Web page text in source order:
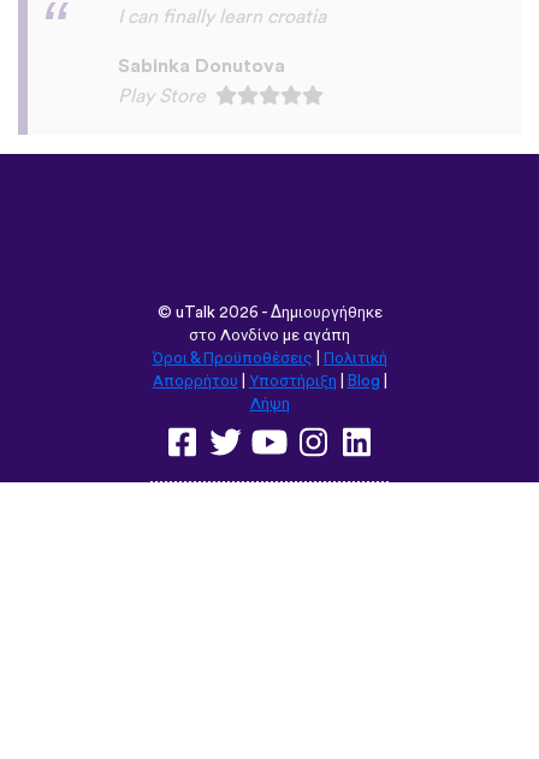
I feel like each language has a lot of care
used instead of a stupid AI voice or
whatever. The biggest thing, though is the
boil the water?” seemed kind of weird to
remember but it’s actually been really
helpful for learning sentence structure and
memorizing multiple vocabulary words in
one go. Overall I love this app, and I’m